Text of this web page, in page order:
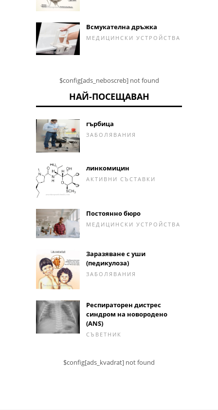
Всмукателна дръжка
МЕДИЦИНСКИ УСТРОЙСТВА
$config[ads_neboscreb] not found
НАЙ-ПОСЕЩАВАН
гърбица
ЗАБОЛЯВАНИЯ
линкомицин
АКТИВНИ СЪСТАВКИ
Постоянно бюро
МЕДИЦИНСКИ УСТРОЙСТВА
Заразяване с уши
(педикулоза)
ЗАБОЛЯВАНИЯ
Респираторен дистрес
синдром на новородено
(ANS)
СЪВЕТНИК
$config[ads_kvadrat] not found